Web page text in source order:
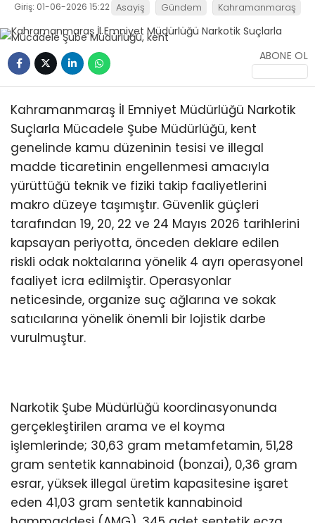
Giriş: 01-06-2026 15:22 Asayiş Gündem Kahramanmaraş
ABONE OL
Kahramanmaraş İl Emniyet Müdürlüğü Narkotik
Suçlarla Mücadele Şube Müdürlüğü, kent
genelinde kamu düzeninin tesisi ve illegal
madde ticaretinin engellenmesi amacıyla
yürüttüğü teknik ve fiziki takip faaliyetlerini
makro düzeye taşımıştır. Güvenlik güçleri
tarafından 19, 20, 22 ve 24 Mayıs 2026 tarihlerini
kapsayan periyotta, önceden deklare edilen
riskli odak noktalarına yönelik 4 ayrı operasyonel
faaliyet icra edilmiştir. Operasyonlar
neticesinde, organize suç ağlarına ve sokak
satıcılarına yönelik önemli bir lojistik darbe
vurulmuştur.
Narkotik Şube Müdürlüğü koordinasyonunda
gerçekleştirilen arama ve el koyma
işlemlerinde; 30,63 gram metamfetamin, 51,28
gram sentetik kannabinoid (bonzai), 0,36 gram
esrar, yüksek illegal üretim kapasitesine işaret
eden 41,03 gram sentetik kannabinoid